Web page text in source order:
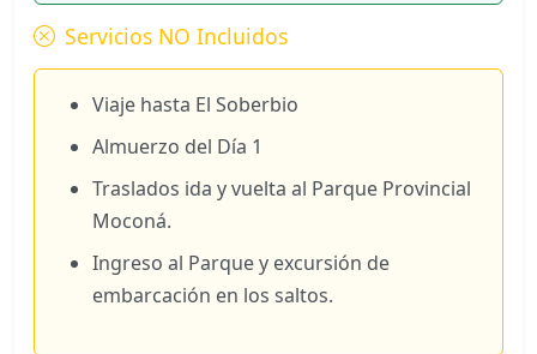
Servicios NO Incluidos
Viaje hasta El Soberbio
Almuerzo del Día 1
Traslados ida y vuelta al Parque Provincial
Moconá.
Ingreso al Parque y excursión de
embarcación en los saltos.